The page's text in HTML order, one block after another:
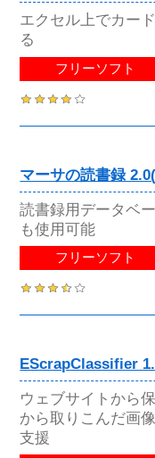
エクセル上でカー
る
フリーソフト
マーサの読書録
読書録用データベ
も使用可能
フリーソフト
EScrapClassifier
ウェブサイトから
から取りこんだ画
支援